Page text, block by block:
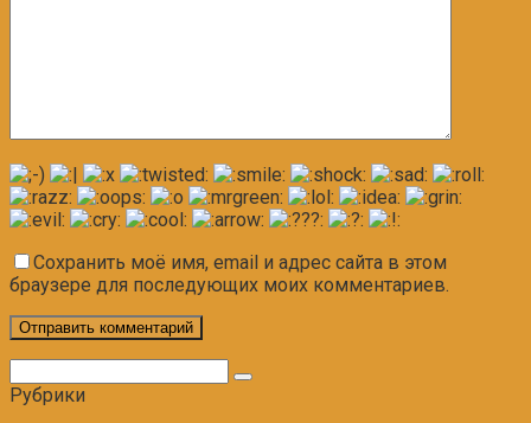
Сохранить моё имя, email и адрес сайта в этом
браузере для последующих моих комментариев.
Рубрики